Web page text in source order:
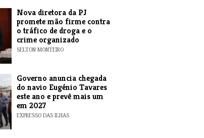
Nova diretora da PJ
promete mão firme contra
o tráfico de droga e o
crime organizado
SELTON MONTEIRO
Governo anuncia chegada
do navio Eugénio Tavares
este ano e prevê mais um
em 2027
EXPRESSO DAS ILHAS